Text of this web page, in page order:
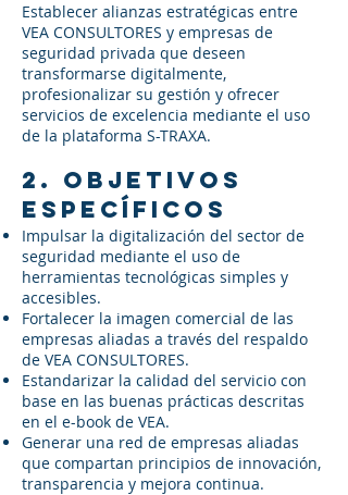
Establecer alianzas estratégicas entre
VEA CONSULTORES y empresas de
seguridad privada que deseen
transformarse digitalmente,
profesionalizar su gestión y ofrecer
servicios de excelencia mediante el uso
de la plataforma S-TRAXA.
2. Objetivos
Específicos
Impulsar la digitalización del sector de
seguridad mediante el uso de
herramientas tecnológicas simples y
accesibles.
Fortalecer la imagen comercial de las
empresas aliadas a través del respaldo
de VEA CONSULTORES.
Estandarizar la calidad del servicio con
base en las buenas prácticas descritas
en el e-book de VEA.
Generar una red de empresas aliadas
que compartan principios de innovación,
transparencia y mejora continua.